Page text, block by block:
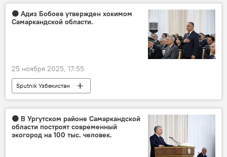
🟠 Адиз Бобоев утвержден хокимом
Самаркандской области.
25 ноября 2025, 17:55
Sputnik Узбекистан
🟠 В Ургутском районе Самаркандской
области построят современный
экогород на 100 тыс. человек.